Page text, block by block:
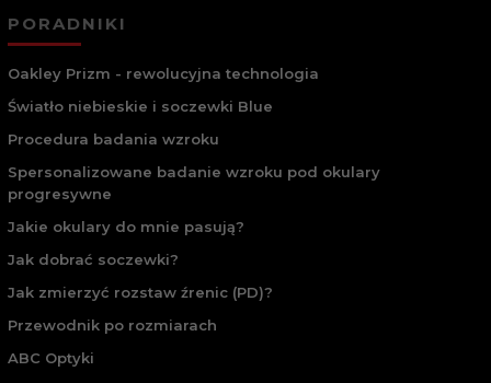
PORADNIKI
Oakley Prizm - rewolucyjna technologia
Światło niebieskie i soczewki Blue
Procedura badania wzroku
Spersonalizowane badanie wzroku pod okulary
progresywne
Jakie okulary do mnie pasują?
Jak dobrać soczewki?
Jak zmierzyć rozstaw źrenic (PD)?
Przewodnik po rozmiarach
ABC Optyki